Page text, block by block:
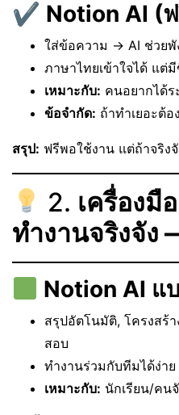
✔ Notion AI (
ใส่ข้อความ → AI ช่วยพั
ภาษาไทยเข้าใจได้ แต่
เหมาะกับ: คนอยากได้ร
ข้อจำกัด: ถ้าทำเยอะต้อ
สรุป: ฟรีพอใช้งาน แต่ถ้าจริง
2. เครื่องมื
ทำงานจริงจัง
Notion AI แ
สรุปอัตโนมัติ, โครงสร้
สอบ
ทำงานร่วมกับทีมได้ง่าย
เหมาะกับ: นักเรียน/คน